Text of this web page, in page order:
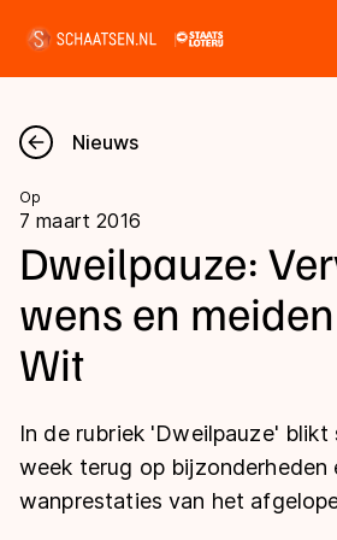
Nieuws
Kalender
Disciplines
Marathon
Inlineskaten
Uitslagen
Langebaan
Shorttrack
Tijden & historie
Nieuws
Op
7 maart 2016
Dweilpauze:
wens en
Wit
In de rubriek 'Dweilpauze' blikt
week terug op
wanprestaties van het